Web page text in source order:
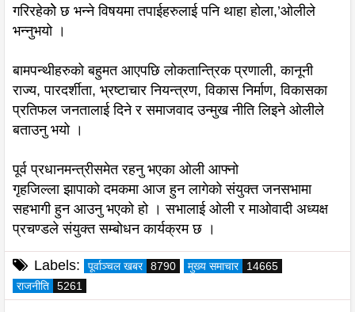
गरिरहेकोे छ भन्ने विषयमा तपाईहरुलाई पनि थाहा होला,’ओलीले
भन्नुभयो ।
बामपन्थीहरुको बहुमत आएपछि लोकतान्त्रिक प्रणाली, कानूनी
राज्य, पारदर्शीता, भ्रष्टाचार नियन्त्रण, विकास निर्माण, विकासका
प्रतिफल जनतालाई दिने र समाजवाद उन्मुख नीति लिइने ओलीले
बताउनु भयो ।
पूर्व प्रधानमन्त्रीसमेत रहनु भएका ओली आफ्नो
गृहजिल्ला झापाको दमकमा आज हुन लागेको संयुक्त जनसभामा
सहभागी हुन आउनु भएको हो । सभालाई ओली र माओवादी अध्यक्ष
प्रचण्डले संयुक्त सम्बोधन कार्यक्रम छ ।
Labels: पूर्वाञ्चल खबर 8790 मुख्य समाचार
14665
राजनीति
5261